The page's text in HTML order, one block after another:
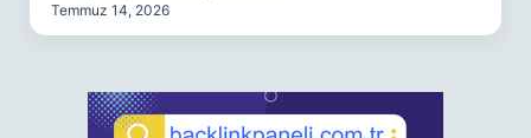
Temmuz 14, 2026